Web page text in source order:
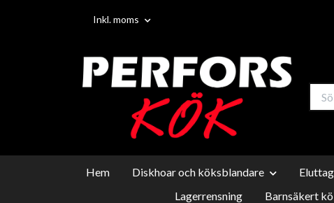
Inkl. moms
Hem Diskhoar och köksblandare
Lagerrensning
Barnsäkert